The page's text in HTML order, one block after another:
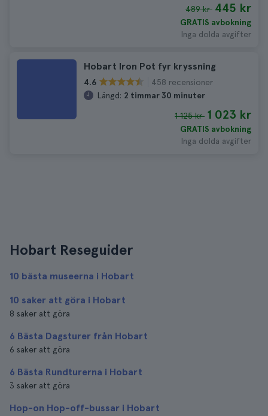
489 kr 445 kr
GRATIS avbokning
Inga dolda avgifter
Hobart Iron Pot fyr kryssning
4.6
458 recensioner
Längd: 2 timmar 30 minuter
1 125 kr 1 023 kr
GRATIS avbokning
Inga dolda avgifter
Hobart Reseguider
10 bästa museerna i Hobart
10 saker att göra i Hobart
8 saker att göra
6 Bästa Dagsturer från Hobart
6 saker att göra
6 Bästa Rundturerna i Hobart
3 saker att göra
Hop-on Hop-off-bussar i Hobart